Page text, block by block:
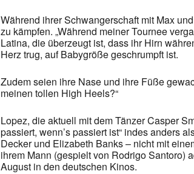
Während ihrer Schwangerschaft mit Max
zu kämpfen. „Während meiner Tournee
Latina, die überzeugt ist, dass ihr Hirn
Herz trug, auf Babygröße geschrumpft ist.
Zudem seien ihre Nase und ihre Füße
meinen tollen High Heels?“
Lopez, die aktuell mit dem Tänzer Casper
passiert, wenn’s passiert ist“ indes anders
Decker und Elizabeth Banks – nicht mit
ihrem Mann (gespielt von Rodrigo Santoro)
August in den deutschen Kinos.